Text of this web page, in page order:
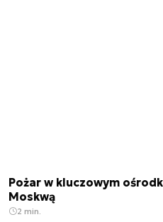
Pożar w kluczowym
Moskwą
2 min.